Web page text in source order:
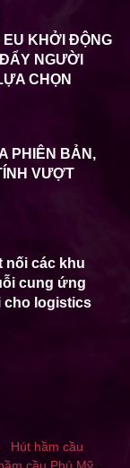
KHỞI ĐỘNG
NGƯỜI
CHỌN
PHIÊN BẢN,
VƯỢT
nối các khu
cung ứng
cho logistics
- Hút hầm cầu